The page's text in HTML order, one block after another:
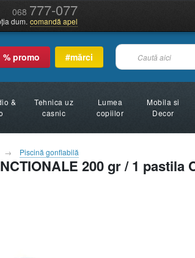
068 777-077
dum. comandă apel
% promo #mărci
&
Tehnica uz
casnic
Lumea
copiilor
Mobila si
Decor
Piscină gonflabilă
200 gr / 1 pastila